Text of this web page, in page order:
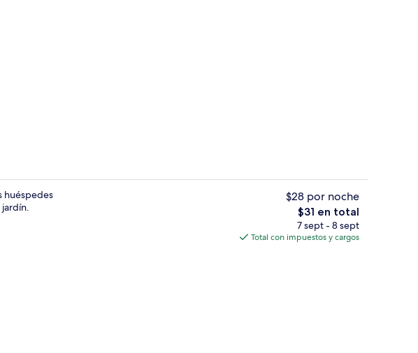
Vista frontal de la propiedad por la tarde o noche
huéspedes
$28 por noche
El
precio
total
$31 en total
7 sept - 8 sept
Total con impuestos y cargos